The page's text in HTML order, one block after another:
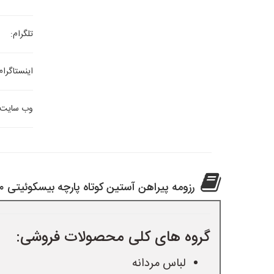
تلگرام:
وب
رزومه پیراهن آستین کوتاه پارچه بیسکوئیتی ۲۵۰ هزار
گروه های کلی محصولات فروشی:
لباس مردانه